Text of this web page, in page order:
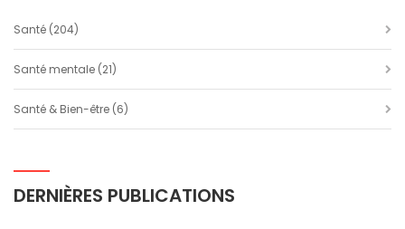
Santé (204)
Santé mentale (21)
Santé & Bien-être (6)
DERNIÈRES PUBLICATIONS